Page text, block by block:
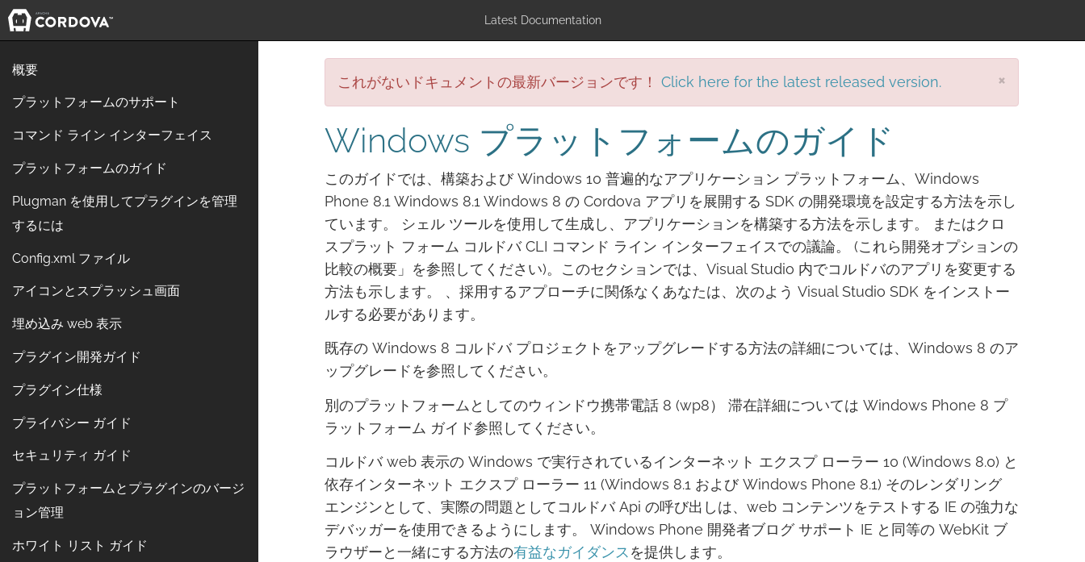
Latest Documentation
概要
プラットフォームのサポート
コマンド ライン インターフェイス
プラットフォームのガイド
Plugman を使用してプラグインを管理
するには
Config.xml ファイル
アイコンとスプラッシュ画面
埋め込み web 表示
プラグイン開発ガイド
プラグイン仕様
プライバシー ガイド
セキュリティ ガイド
プラットフォームとプラグインのバージ
ョン管理
ホワイト リスト ガイド
×
これがないドキュメントの最新バージョンです！ Click here for the latest released version.
Windows プラットフォームのガイド
このガイドでは、構築および Windows 10 普遍的なアプリケーション プラットフォーム、Windows
Phone 8.1 Windows 8.1 Windows 8 の Cordova アプリを展開する SDK の開発環境を設定する方法を示し
ています。 シェル ツールを使用して生成し、アプリケーションを構築する方法を示します。 またはクロ
スプラット フォーム コルドバ CLI コマンド ライン インターフェイスでの議論。 (これら開発オプションの
比較の概要」を参照してください)。このセクションでは、Visual Studio 内でコルドバのアプリを変更する
方法も示します。 、採用するアプローチに関係なくあなたは、次のよう Visual Studio SDK をインストー
ルする必要があります。
既存の Windows 8 コルドバ プロジェクトをアップグレードする方法の詳細については、Windows 8 のア
ップグレードを参照してください。
別のプラットフォームとしてのウィンドウ携帯電話 8 (wp8） 滞在詳細については Windows Phone 8 プ
ラットフォーム ガイド参照してください。
コルドバ web 表示の Windows で実行されているインターネット エクスプ ローラー 10 (Windows 8.0) と
依存インターネット エクスプ ローラー 11 (Windows 8.1 および Windows Phone 8.1) そのレンダリング
エンジンとして、実際の問題としてコルドバ Api の呼び出しは、web コンテンツをテストする IE の強力な
デバッガーを使用できるようにします。 Windows Phone 開発者ブログ サポート IE と同等の WebKit ブ
ラウザーと一緒にする方法の有益なガイダンス を提供します。